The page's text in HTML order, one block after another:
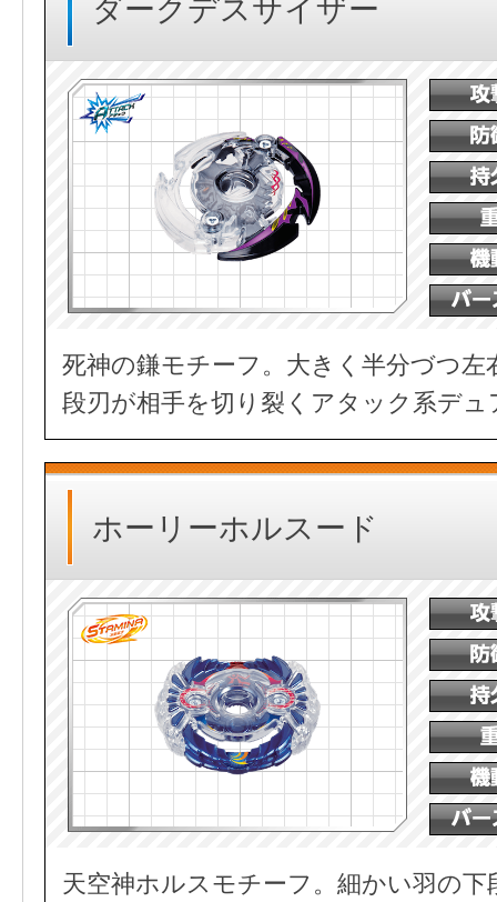
ダークデスサイザー
死神の鎌モチーフ。大きく半分づつ
段刃が相手を切り裂くアタック系デ
ホーリーホルスード
天空神ホルスモチーフ。細かい羽の